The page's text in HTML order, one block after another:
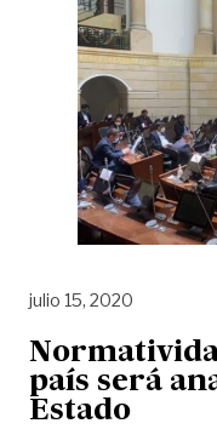
julio 15, 2020
país será
Estado